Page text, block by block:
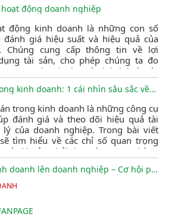
hàng nước ngoài cơ cấu lại thời hạn
nhóm nợ nhằm hỗ trợ khách
nhận vệ sinh an toàn thực phẩm
vệ sinh thực phẩm là một yếu tố
các cơ sở sản xuất và kinh doanh
viết này cung cấp thông tin về Giấy
sinh an toàn thực phẩm (VSATTP),
hạn cấp, và quy trình xin cấp giấy
rõ về an toàn thực phẩm và đảm
quy định pháp luật liên quan.
[NÓNG] CHÍNH SÁCH GIẢM THUẾ GTGT ÁP DỤNG TỪ 1/7/2023
để biết thêm thông tin chi tiết
hoạt động doanh nghiệp
động kinh doanh là những con số
giá hiệu suất và hiệu quả của
Chúng cung cấp thông tin về lợi
tài sản, cho phép chúng ta đo
tạo ra doanh thu và sinh lợi từ các
nhau. Bài viết dưới đây sẽ giúp các
và theo dõi các chỉ số này để từ đó
thông minh về chiến lược kinh
được thành công và tăng trưởng
nghiệp.
Chỉ số thanh toán trong kinh doanh: 1 cái nhìn sâu sắc về hiệu suất tài chính
trong kinh doanh là những công cụ
đánh giá và theo dõi hiệu quả tài
của doanh nghiệp. Trong bài viết
tìm hiểu về các chỉ số quan trọng
các khoản phải thu, vòng quay hàng
quay các khoản phải trả, cùng với ý
Chuyển đổi từ hộ kinh doanh lên doanh nghiệp – Cơ hội phát triển kinh doanh của bạn
kinh doanh dưới hình thức hộ kinh
kinh doanh lên doanh nghiệp có